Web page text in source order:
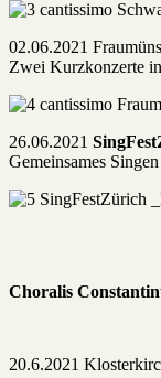
02.06.2021
Zwei Kurzkonzerte
26.06.2021
Gemeinsames
Choralis
20.6.2021